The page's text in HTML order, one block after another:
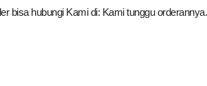
bisa hubungi Kami di: Kami tunggu